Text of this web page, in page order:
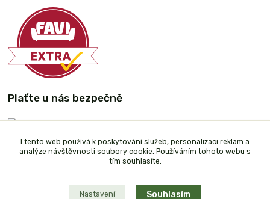
Plaťte u nás bezpečně
I tento web používá k poskytování služeb, personalizaci reklam a
analýze návštěvnosti soubory cookie. Používáním tohoto webu s
tím souhlasíte.
Nastavení Souhlasím